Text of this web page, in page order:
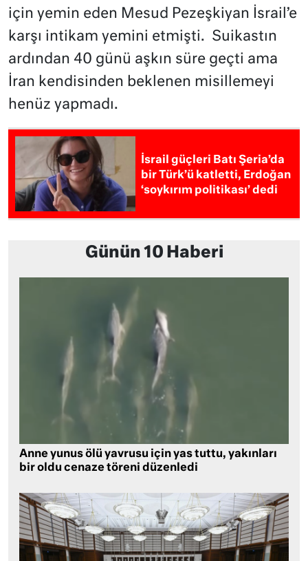
için yemin eden Mesud Pezeşkiyan İsrail’e
karşı intikam yemini etmişti. Suikastın
ardından 40 günü aşkın süre geçti ama
İran kendisinden beklenen misillemeyi
henüz yapmadı.
İsrail güçleri Batı Şeria’da
bir Türk’ü katletti, Erdoğan
‘soykırım politikası’ dedi
Günün 10 Haberi
Anne yunus ölü yavrusu için yas tuttu, yakınları
bir oldu cenaze töreni düzenledi